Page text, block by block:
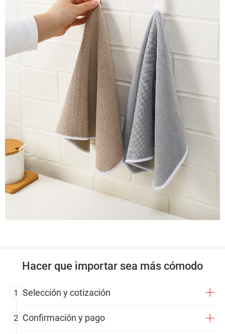
Hacer que importar sea más cómodo
1 Selección y cotización
2 Confirmación y pago